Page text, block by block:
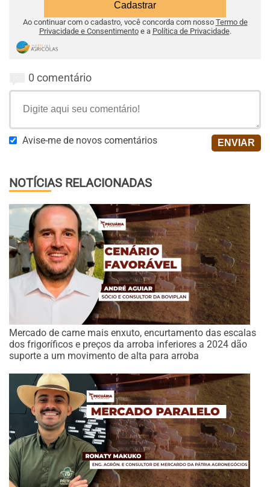
Ao continuar com o cadastro, você concorda com nosso Termo de
Privacidade e Consentimentoe a Política de Privacidade.
0 comentário
Avise-me de novos comentários
NOTÍCIAS RELACIONADAS
Mercado de carne mais enxuto, encurtamento das escalas
dos frigoríficos e preços da arroba inferiores a 2024 dão
suporte a um movimento de alta para arroba